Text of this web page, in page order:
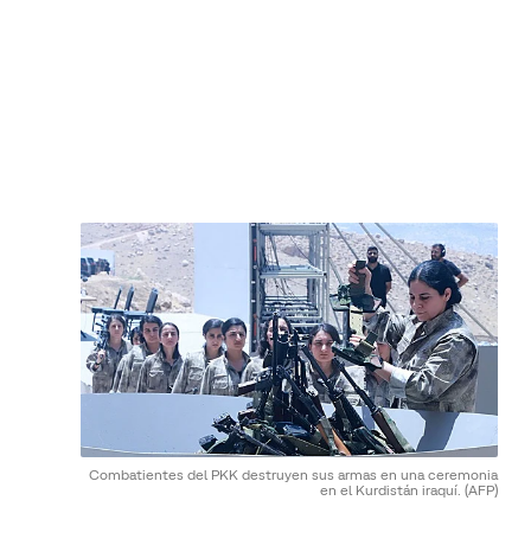
Combatientes del PKK destruyen sus armas en una ceremonia
en el Kurdistán iraquí. (AFP)